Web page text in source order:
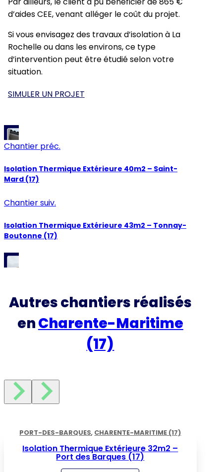
d’aides CEE, venant alléger le coût du projet.
Si vous envisagez des travaux d’isolation à La
Rochelle ou dans les environs, ce type
d’intervention peut être étudié selon votre
situation.
SIMULER UN PROJET
Chantier préc.
Isolation Thermique Extérieure 40m2 – Saint-
Mard (17)
Chantier suiv.
Isolation Thermique Extérieure 43m2 – Tonnay-
Boutonne (17)
Autres chantiers réalisés
enCharente-Maritime
(17)
PORT-DES-BARQUES, CHARENTE-MARITIME (17)
Isolation Thermique Extérieure 32m2 –
Port des Barques (17)